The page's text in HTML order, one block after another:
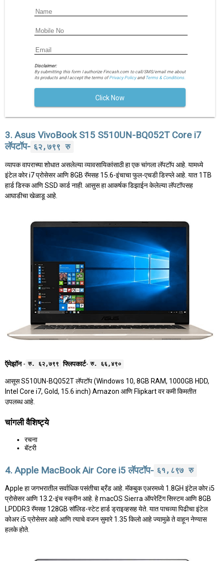
Disclaimer:
By submitting this form I authorize Fincash.com to call/SMS/email me about
its products and I accept the terms ofPrivacy Policyand Terms & Conditions.
Click Now
3. Asus VivoBook S15 S510UN-BQ052T Core i7
लॅपटॉप- ६२,७९९ रु
व्यापक वापराच्या शोधात असलेल्या व्यावसायिकांसाठी हा एक चांगला लॅपटॉप आहे. यामध्ये
इंटेल कोर i7 प्रोसेसर आणि 8GB रॅमसह 15.6-इंचाचा फुल-एचडी डिस्प्ले आहे. यात 1TB
हार्ड डिस्क आणि SSD कार्ड नाही. आसुस हा आकर्षक डिझाईन केलेल्या लॅपटॉपसह
आघाडीचा खेळाडू आहे.
ऍमेझॉन- रु. ६२,७९९ फ्लिपकार्ट- रु. ६६,४९०
आसूस S510UN-BQ052T लॅपटॉप (Windows 10, 8GB RAM, 1000GB HDD,
Intel Core i7, Gold, 15.6 inch) Amazon आणि Flipkart वर कमी किमतीत
उपलब्ध आहे.
चांगली वैशिष्ट्ये
रचना
बॅटरी
4. Apple MacBook Air Core i5 लॅपटॉप- ६१,८९७ रु
Apple हा जगभरातील सर्वाधिक पसंतीचा ब्रँड आहे. मॅकबुक एअरमध्ये 1.8GH इंटेल कोर i5
प्रोसेसर आणि 13.2-इंच स्क्रीन आहे. हे macOS Sierra ऑपरेटिंग सिस्टम आणि 8GB
LPDDR3 रॅमसह 128GB सॉलिड-स्टेट हार्ड ड्राइव्हसह येते. यात पाचव्या पिढीचा इंटेल
कोअर i5 प्रोसेसर आहे आणि त्याचे वजन सुमारे 1.35 किलो आहे ज्यामुळे ते वाहून नेण्यास
हलके होते.